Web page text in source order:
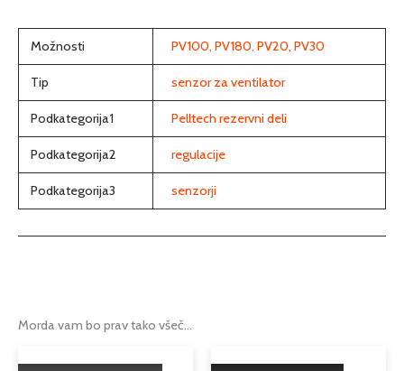
Možnosti PV100, PV180, PV20, PV30
Tip senzor za ventilator
Podkategorija1 Pelltech rezervni deli
Podkategorija2 regulacije
Podkategorija3 senzorji
Morda vam bo prav tako všeč…